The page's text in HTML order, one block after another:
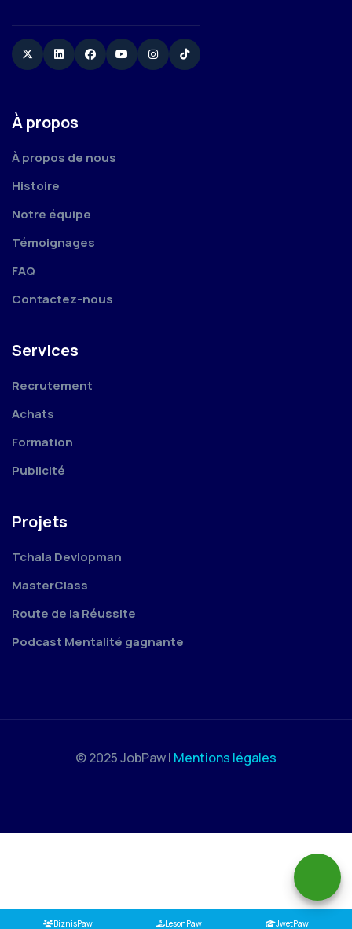
BiznisPaw LesonPaw JwetPaw
TwitterLinkedinFacebookYouTubeInstagram
TikTok
À propos
À propos de nous
Histoire
Notre équipe
Témoignages
FAQ
Contactez-nous
Services
Recrutement
Achats
Formation
Publicité
Projets
Tchala Devlopman
MasterClass
Route de la Réussite
Podcast Mentalité gagnante
© 2025 JobPaw | Mentions légales